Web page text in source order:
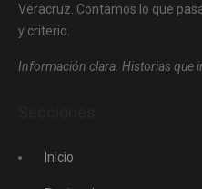
Veracruz. Contamos lo que
y criterio.
Información clara. Historias que
Inicio